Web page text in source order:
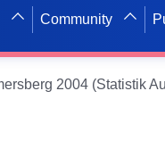
Community
2004 (Statistik